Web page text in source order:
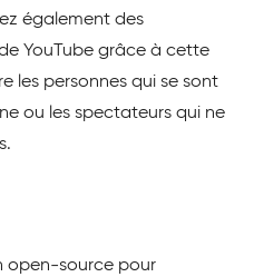
également des
YouTube grâce à cette
les personnes qui se sont
ou les spectateurs qui ne
open-source pour